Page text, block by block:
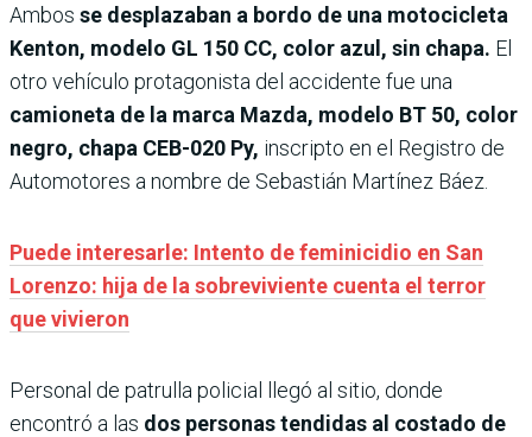
Ambos se desplazaban a bordo de una motocicleta
Kenton, modelo GL 150 CC, color azul, sin chapa. El
otro vehículo protagonista del accidente fue una
camioneta de la marca Mazda, modelo BT 50, color
negro, chapa CEB-020 Py, inscripto en el Registro de
Automotores a nombre de Sebastián Martínez Báez.
Puede interesarle: Intento de feminicidio en San
Lorenzo: hija de la sobreviviente cuenta el terror
que vivieron
Personal de patrulla policial llegó al sitio, donde
encontró a las dos personas tendidas al costado de